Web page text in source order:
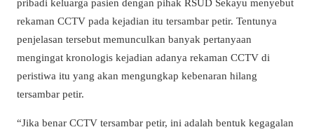
pribadi keluarga pasien dengan pihak RSUD Sekayu menyebut
rekaman CCTV pada kejadian itu tersambar petir. Tentunya
penjelasan tersebut memunculkan banyak pertanyaan
mengingat kronologis kejadian adanya rekaman CCTV di
peristiwa itu yang akan mengungkap kebenaran hilang
tersambar petir.
“Jika benar CCTV tersambar petir, ini adalah bentuk kegagalan